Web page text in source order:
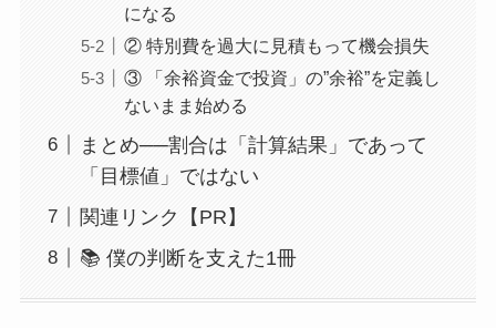
になる
② 特別費を過大に見積もって機会損失
③ 「余裕資金で投資」の”余裕”を定義し
ないまま始める
まとめ──割合は「計算結果」であって
「目標値」ではない
関連リンク【PR】
📚 僕の判断を支えた1冊